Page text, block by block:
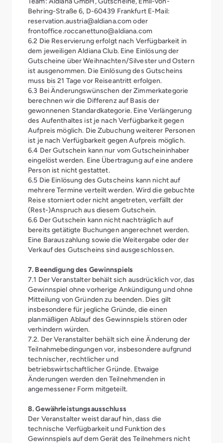
Behring-Straße 6, D-60439 Frankfurt E-Mail:
reservation.austria@aldiana.com oder
frontoffice.roccanettuno@aldiana.com
6.2 Die Reservierung erfolgt nach Verfügbarkeit in
dem jeweiligen Aldiana Club. Eine Einlösung der
Gutscheine über Weihnachten/Silvester und Ostern
ist ausgenommen. Die Einlösung des Gutscheins
muss bis 21 Tage vor Reiseantritt erfolgen.
6.3 Bei Änderungswünschen der Zimmerkategorie
berechnen wir die Differenz auf Basis der
gewonnenen Standardkategorie. Eine Verlängerung
des Aufenthaltes ist je nach Verfügbarkeit gegen
Aufpreis möglich. Die Zubuchung weiterer Personen
ist je nach Verfügbarkeit gegen Aufpreis möglich.
6.4 Der Gutschein kann nur vom Gutscheininhaber
eingelöst werden. Eine Übertragung auf eine andere
Person ist nicht gestattet.
6.5 Die Einlösung des Gutscheins kann nicht auf
mehrere Termine verteilt werden. Wird die gebuchte
Reise storniert oder nicht angetreten, verfällt der
(Rest-)Anspruch aus diesem Gutschein.
6.6 Der Gutschein kann nicht nachträglich auf
bereits getätigte Buchungen angerechnet werden.
Eine Barauszahlung sowie die Weitergabe oder der
Verkauf des Gutscheins sind ausgeschlossen.
7. Beendigung des Gewinnspiels
7.1 Der Veranstalter behält sich ausdrücklich vor, das
Gewinnspiel ohne vorherige Ankündigung und ohne
Mitteilung von Gründen zu beenden. Dies gilt
insbesondere für jegliche Gründe, die einen
planmäßigen Ablauf des Gewinnspiels stören oder
verhindern würden.
7.2. Der Veranstalter behält sich eine Änderung der
Teilnahmebedingungen vor, insbesondere aufgrund
technischer, rechtlicher und
betriebswirtschaftlicher Gründe. Etwaige
Änderungen werden den Teilnehmenden in
angemessener Form mitgeteilt.
8. Gewährleistungsausschluss
Der Veranstalter weist darauf hin, dass die
technische Verfügbarkeit und Funktion des
Gewinnspiels auf dem Gerät des Teilnehmers nicht